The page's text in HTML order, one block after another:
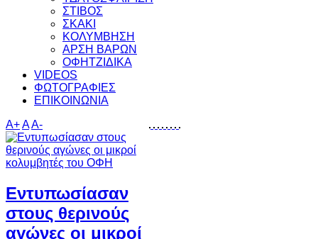
ΣΤΙΒΟΣ
ΣΚΑΚΙ
ΚΟΛΥΜΒΗΣΗ
ΑΡΣΗ ΒΑΡΩΝ
ΟΦΗΤΖΙΔΙΚΑ
VIDEOS
ΦΩΤΟΓΡΑΦΙΕΣ
ΕΠΙΚΟΙΝΩΝΙΑ
A+AA-
Εντυπωσίασαν
στους θερινούς
αγώνες οι μικροί